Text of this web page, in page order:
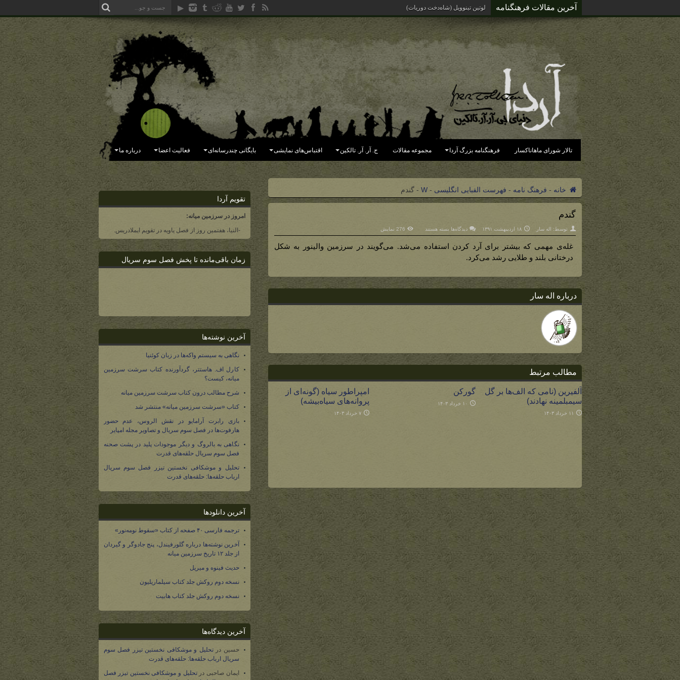
آخرین مقالات فرهنگنامه لوتین تینوویل (شاه‌دخت دوریات)
تالار شورای ماهاناکسار فرهنگنامه بزرگ آردا مجموعه مقالات ج. آر. آر. تالکین اقتباس‌های نمایشی بایگانی چندرسانه‌ای فعالیت اعضا درباره ما
خانه - فرهنگ نامه - فهرست الفبایی انگلیسی -
W
- گندم
گندم
توسط: اله سار ۱۸ اردیبهشت ۱۳۹۱ دیدگاه‌ها برای
بسته هستند 276 نمایش
غله‌ی مهمی که بیشتر برای آرد کردن استفاده می‌شد. می‌گویند در سرزمین والینور به شکل
درختانی بلند و طلایی رشد می‌کرد.
درباره اله سار
مطالب مرتبط
آلفیرین (نامی که الف‌ها بر گل
سیمبلمینه نهادند)
۱۱ خرداد ۱۴۰۳
گورکن
۱۰ خرداد ۱۴۰۳
امپراطور سیاه (گونه‌ای از
پروانه‌های سیاه‌بیشه)
۷ خرداد ۱۴۰۳
تقویم آردا
امروز در سرزمین میانه:
-النیا، هفتمین روز از فصل یاویه در تقویم ایملادریس.
زمان باقی‌مانده تا پخش فصل سوم سریال
آخرین نوشته‌ها
نگاهی به سیستم واکه‌ها در زبان کوئنیا
کارل اف. هاستتر، گردآورنده کتاب سرشت سرزمین
میانه، کیست؟
شرح مطالب درون کتاب سرشت سرزمین میانه
کتاب «سرشت سرزمین میانه» منتشر شد
بازی رابرت آرامایو در نقش الروس، عدم حضور
هارفوت‌ها در فصل سوم سریال و تصاویر مجله امپایر
نگاهی به بالروگ و دیگر موجودات پلید در پشت صحنه
فصل سوم سریال حلقه‌های قدرت
تحلیل و موشکافی نخستین تیزر فصل سوم سریال
ارباب حلقه‌ها: حلقه‌های قدرت
آخرین دانلودها
ترجمه فارسی ۴۰ صفحه از کتاب «سقوط نومه‌نور»
آخرین نوشته‌ها درباره گلورفیندل، پنج جادوگر و گیردان
از جلد ۱۲ تاریخ سرزمین میانه
حدیث فینوه و میریل
نسخه دوم روکش جلد کتاب سیلماریلیون
نسخه دوم روکش جلد کتاب هابیت
آخرین دیدگاه‌ها
حسین درتحلیل و موشکافی نخستین تیزر فصل سوم
سریال ارباب حلقه‌ها: حلقه‌های قدرت
ایمان صاحبی درتحلیل و موشکافی نخستین تیزر فصل